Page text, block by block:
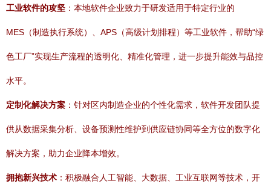
工业软件的攻坚 ：本地软件企业致力于研发适用于特定行业的
MES（制造执行系统）、APS（高级计划排程）等工业软件，帮助“绿
色工厂”实现生产流程的透明化、精准化管理，进一步提升能效与品控
水平。
定制化解决方案 ：针对区内制造企业的个性化需求，软件开发团队提
供从数据采集分析、设备预测性维护到供应链协同等全方位的数字化
解决方案，助力企业降本增效。
拥抱新兴技术 ：积极融合人工智能、大数据、工业互联网等技术，开